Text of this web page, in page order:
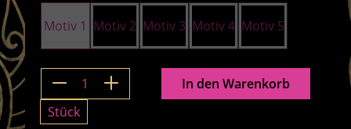
Motiv 1 Motiv 2 Motiv 3 Motiv 4 Motiv 5
Produkt Anzahl: Gib den
Stück
In den Warenkorb